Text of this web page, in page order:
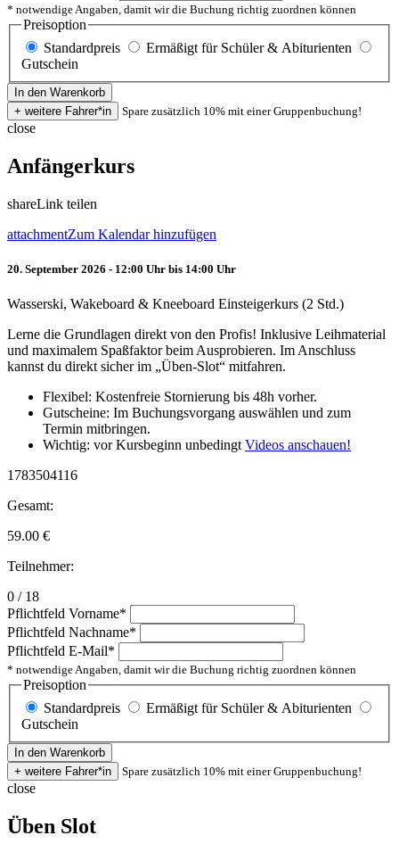
* notwendige Angaben, damit wir die Buchung richtig zuordnen können
Preisoption
Standardpreis
Ermäßigt für Schüler & Abiturienten
Gutschein
Spare zusätzlich 10% mit einer Gruppenbuchung!
close
Anfängerkurs
shareLink teilen
attachmentZum Kalendar hinzufügen
20. September 2026 - 12:00 Uhr bis 14:00 Uhr
Wasserski, Wakeboard & Kneeboard Einsteigerkurs (2 Std.)
Lerne die Grundlagen direkt von den Profis! Inklusive Leihmaterial
und maximalem Spaßfaktor beim Ausprobieren. Im Anschluss
kannst du direkt sicher im „Üben-Slot“ mitfahren.
Flexibel: Kostenfreie Stornierung bis 48h vorher.
Gutscheine: Im Buchungsvorgang auswählen und zum
Termin mitbringen.
Wichtig: vor Kursbeginn unbedingt Videos anschauen!
1783504116
Gesamt:
59.00 €
Teilnehmer:
0 / 18
Pflichtfeld Vorname*
Pflichtfeld Nachname*
Pflichtfeld E-Mail*
* notwendige Angaben, damit wir die Buchung richtig zuordnen können
Preisoption
Standardpreis
Ermäßigt für Schüler & Abiturienten
Gutschein
Spare zusätzlich 10% mit einer Gruppenbuchung!
close
Üben Slot